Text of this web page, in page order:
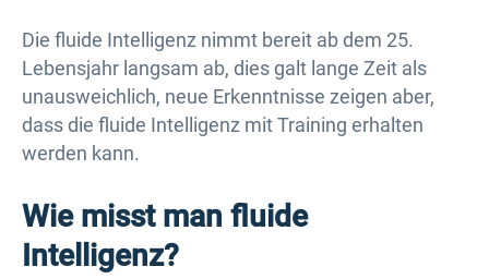
Die fluide Intelligenz nimmt bereit ab dem 25.
Lebensjahr langsam ab, dies galt lange Zeit als
unausweichlich, neue Erkenntnisse zeigen aber,
dass die fluide Intelligenz mit Training erhalten
werden kann.
Wie misst man fluide
Intelligenz?